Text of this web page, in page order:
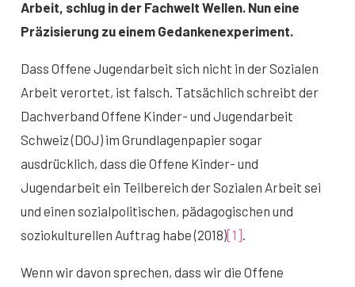
Arbeit, schlug in der Fachwelt Wellen. Nun eine
Präzisierung zu einem Gedankenexperiment.
Dass Offene Jugendarbeit sich nicht in der Sozialen
Arbeit verortet, ist falsch. Tatsächlich schreibt der
Dachverband Offene Kinder- und Jugendarbeit
Schweiz (DOJ) im Grundlagenpapier sogar
ausdrücklich, dass die Offene Kinder- und
Jugendarbeit ein Teilbereich der Sozialen Arbeit sei
und einen sozialpolitischen, pädagogischen und
soziokulturellen Auftrag habe (2018)[1].
Wenn wir davon sprechen, dass wir die Offene